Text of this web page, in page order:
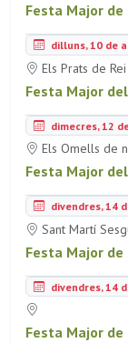
Festa Major
dilluns, 10 de
Els Prats de Rei
Festa Major
dimecres, 12
Els Omells de
Festa Major
divendres, 14
Sant Martí
Festa Major
divendres, 14
Festa Major